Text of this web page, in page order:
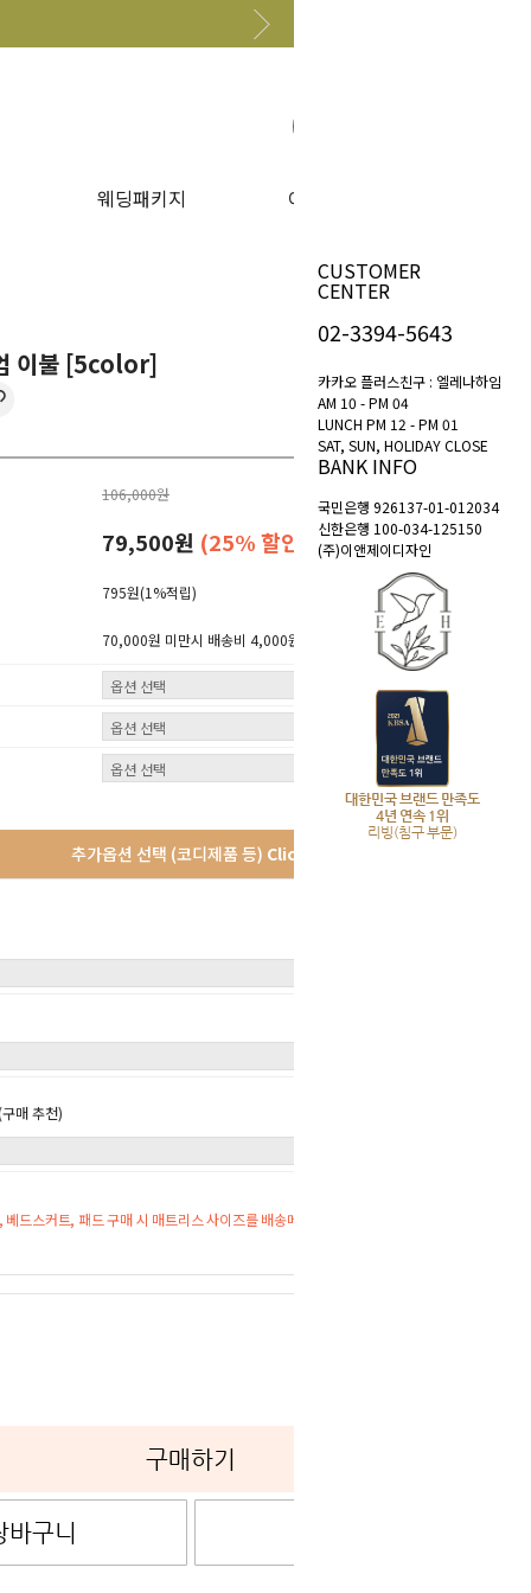
CUSTOMER
CENTER
02-3394-5643
카카오 플러스친구 : 엘레나하임
AM 10 - PM 04
LUNCH PM 12 - PM 01
SAT, SUN, HOLIDAY CLOSE
BANK INFO
국민은행 926137-01-012034
신한은행 100-034-125150
(주)이앤제이디자인
대한민국 브랜드 만족도
4년 연속 1위
리빙(침구 부문)
웨딩패키지
이벤트
이불 [5color]
106,000원
79,500원 (25% 할인)
795원(1%적립)
70,000원 미만시 배송비 4,000원 (산간지역 3,000원 추가)
추가옵션 선택 (코디제품 등) Click!
매 추천)
베드스커트, 패드 구매 시 매트리스 사이즈를 배송메시지에 기재해주세요.
구매하기
바구니